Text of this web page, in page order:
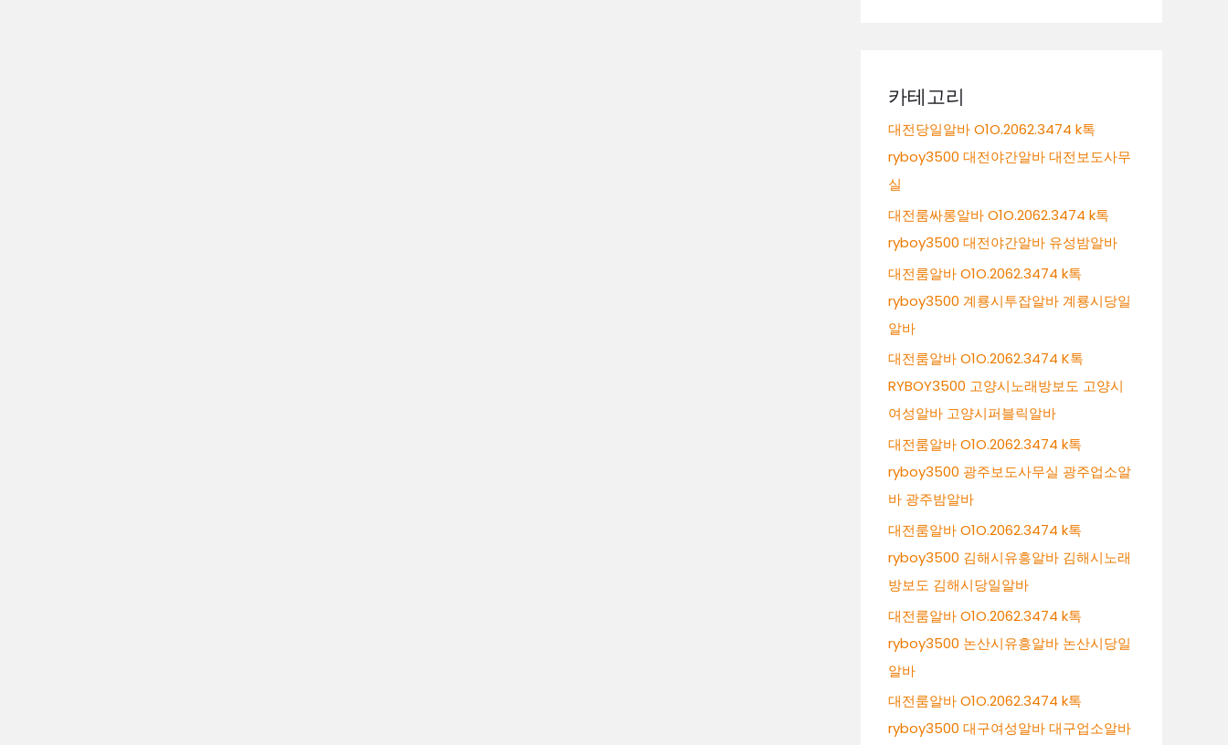
카테고리
대전당일알바 O1O.2062.3474 k톡
ryboy3500 대전야간알바 대전보도사무
실
대전룸싸롱알바 O1O.2062.3474 k톡
ryboy3500 대전야간알바 유성밤알바
대전룸알바 O1O.2062.3474 k톡
ryboy3500 계룡시투잡알바 계룡시당일
알바
대전룸알바 O1O.2062.3474 K톡
RYBOY3500 고양시노래방보도 고양시
여성알바 고양시퍼블릭알바
대전룸알바 O1O.2062.3474 k톡
ryboy3500 광주보도사무실 광주업소알
바 광주밤알바
대전룸알바 O1O.2062.3474 k톡
ryboy3500 김해시유흥알바 김해시노래
방보도 김해시당일알바
대전룸알바 O1O.2062.3474 k톡
ryboy3500 논산시유흥알바 논산시당일
알바
대전룸알바 O1O.2062.3474 k톡
ryboy3500 대구여성알바 대구업소알바